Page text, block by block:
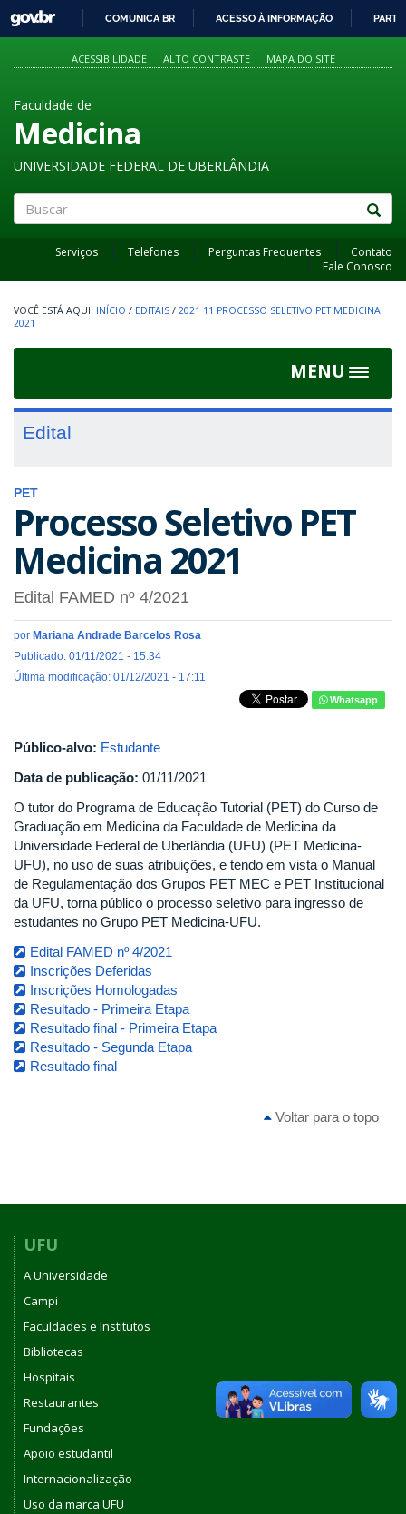
PARA
O
GOVBR
COMUNICA BR ACESSO À INFORMAÇÃO
ACESSIBILIDADE ALTO CONTRASTE MAPA DO SITE
Faculdade de
Medicina
UNIVERSIDADE FEDERAL DE UBERLÂNDIA
Serviços Telefones Perguntas Frequentes
Contato
Fale Conosco
INÍCIO / EDITAIS / 2021 11 PROCESSO SELETIVO PET MEDICINA
2021
MENU
Toggle
Edital
PET
Processo Seletivo PET
Medicina 2021
Edital FAMED nº 4/2021
por Mariana Andrade Barcelos Rosa
Publicado: 01/11/2021 - 15:34
Última modificação: 01/12/2021 - 17:11
Whatsapp
Público-alvo: Estudante
Data de publicação: 01/11/2021
O tutor do Programa de Educação Tutorial (PET) do Curso de
Graduação em Medicina da Faculdade de Medicina da
Universidade Federal de Uberlândia (UFU) (PET Medicina-
UFU), no uso de suas atribuições, e tendo em vista o Manual
de Regulamentação dos Grupos PET MEC e PET Institucional
da UFU, torna público o processo seletivo para ingresso de
estudantes no Grupo PET Medicina-UFU.
Edital FAMED nº 4/2021
Inscrições Deferidas
Inscrições Homologadas
Resultado - Primeira Etapa
Resultado final - Primeira Etapa
Resultado - Segunda Etapa
Resultado final
Voltar para o topo
UFU
A Universidade
Campi
Faculdades e Institutos
Bibliotecas
Hospitais
Restaurantes
Fundações
Apoio estudantil
Internacionalização
Uso da marca UFU